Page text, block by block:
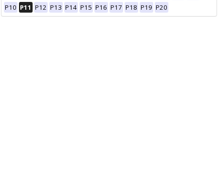
P10 P11 P12 P13 P14 P15 P16 P17 P18 P19 P20